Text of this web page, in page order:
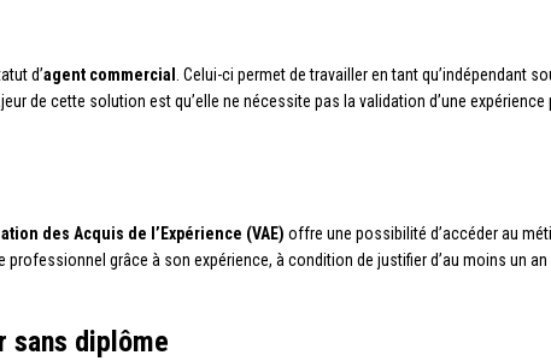
d’agent commercial
. Celui-ci permet de travailler en tant qu’indépendant
de cette solution est qu’elle ne nécessite pas la validation d’une expérience
des Acquis de l’Expérience (VAE) offre une possibilité d’accéder au
grâce à son expérience, à condition de justifier d’au moins un an
sans diplôme